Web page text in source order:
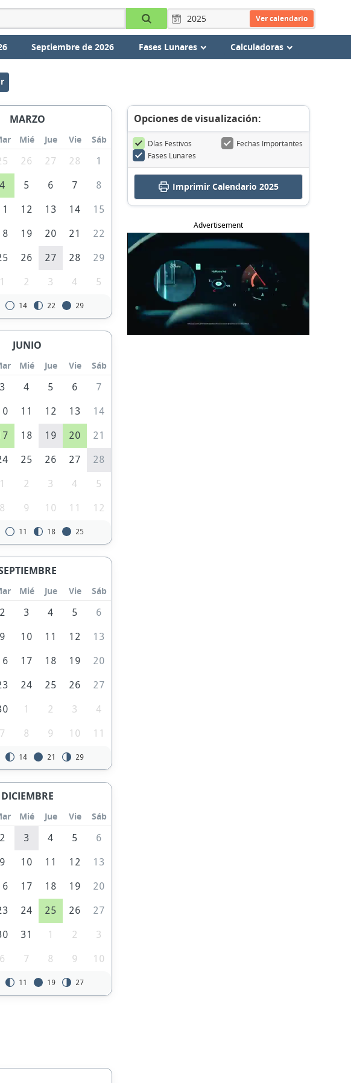
Ver calendario
Septiembre de 2026 Fases Lunares Calculadoras
MARZO
Mié Jue Vie
Sáb
26 27 28 1
4 5 6 7 8
12 13 14 15
19 20 21 22
26 27 28 29
1 2 3 4 5
14 22 29
JUNIO
Mié Jue Vie
Sáb
3 4 5 6 7
11 12 13 14
18 19 20 21
25 26 27 28
1 2 3 4 5
8 9 10 11 12
11 18 25
Mié Jue Vie
Sáb
2 3 4 5 6
9 10 11 12 13
17 18 19 20
24 25 26 27
1 2 3 4
7 8 9 10 11
14 21 29
DICIEMBRE
Mié Jue Vie
Sáb
2 3 4 5 6
9 10 11 12 13
17 18 19 20
24 25 26 27
31 1 2 3
6 7 8 9 10
11 19 27
Opciones de visualización:
Días Festivos
Fechas Importantes
Fases Lunares
ImprimirCalendario 2025
Advertisement